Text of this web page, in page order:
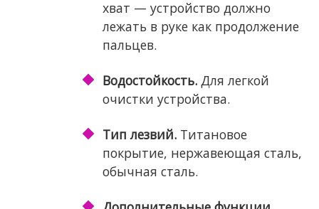
хват — устройство должно
лежать в руке как продолжение
пальцев.
Водостойкость.Для легкой
очистки устройства.
Тип лезвий.Титановое
покрытие, нержавеющая сталь,
обычная сталь.